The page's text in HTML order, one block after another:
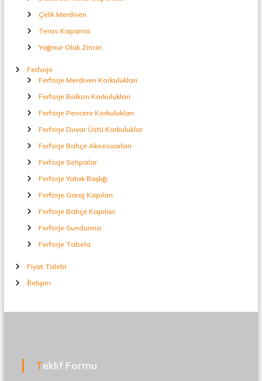
Çelik Merdiven
Teras Kapama
Yağmur Oluk Zinciri
Ferforje
Ferforje Merdiven Korkulukları
Ferforje Balkon Korkulukları
Ferforje Pencere Korkulukları
Ferforje Duvar Üstü Korkuluklar
Ferforje Bahçe Aksesuarları
Ferforje Sehpalar
Ferforje Yatak Başlığı
Ferforje Garaj Kapıları
Ferforje Bahçe Kapıları
Ferforje Sundurma
Ferforje Tabela
Fiyat Talebi
İletişim
Teklif Formu